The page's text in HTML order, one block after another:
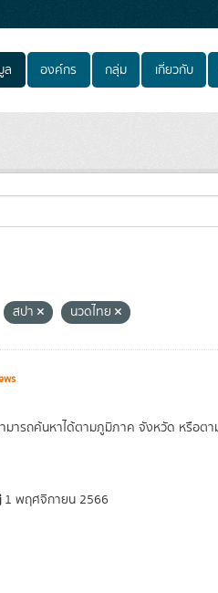
ล องค์กร กลุ่ม เกี่ยวกับ
สปา นวดไทย
ามารถค้นหาได้ตามภูมิภาค จังหวัด หรือ
1 พฤศจิกายน 2566